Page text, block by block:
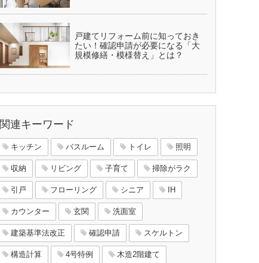
戸建てリフォーム前に知っておき
たい！確認申請が必要になる「大
規模修繕・模様替え」とは？
関連キーワード
キッチン バスルーム トイレ 照明
収納 リビング 子育て 掃除がラク
引戸 フローリング シニア IH
カウンター 玄関 洗面室
建築基準法改正 確認申請 スケルトン
構造計算 4号特例 木造2階建て